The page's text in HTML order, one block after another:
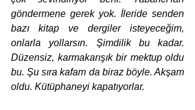
göndermene gerek yok. İleride senden
bazı kitap ve dergiler isteyeceğim,
onlarla yollarsın. Şimdilik bu kadar.
Düzensiz, karmakarışık bir mektup oldu
bu. Şu sıra kafam da biraz böyle. Akşam
oldu. Kütüphaneyi kapatıyorlar.